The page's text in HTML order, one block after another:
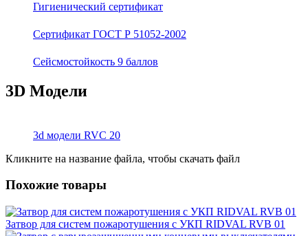
Гигиенический сертификат
Сертификат ГОСТ Р 51052-2002
Сейсмостойкость 9 баллов
3D Модели
3d модели RVC 20
Кликните на название файла, чтобы скачать файл
Похожие товары
Затвор для систем пожаротушения с УКП RIDVAL RVB 01